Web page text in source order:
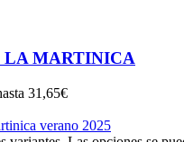
LA MARTINICA
31,65€